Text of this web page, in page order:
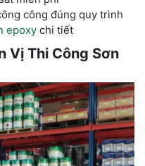
công đúng quy trình
epoxy chi tiết
Vị Thi Công Sơn